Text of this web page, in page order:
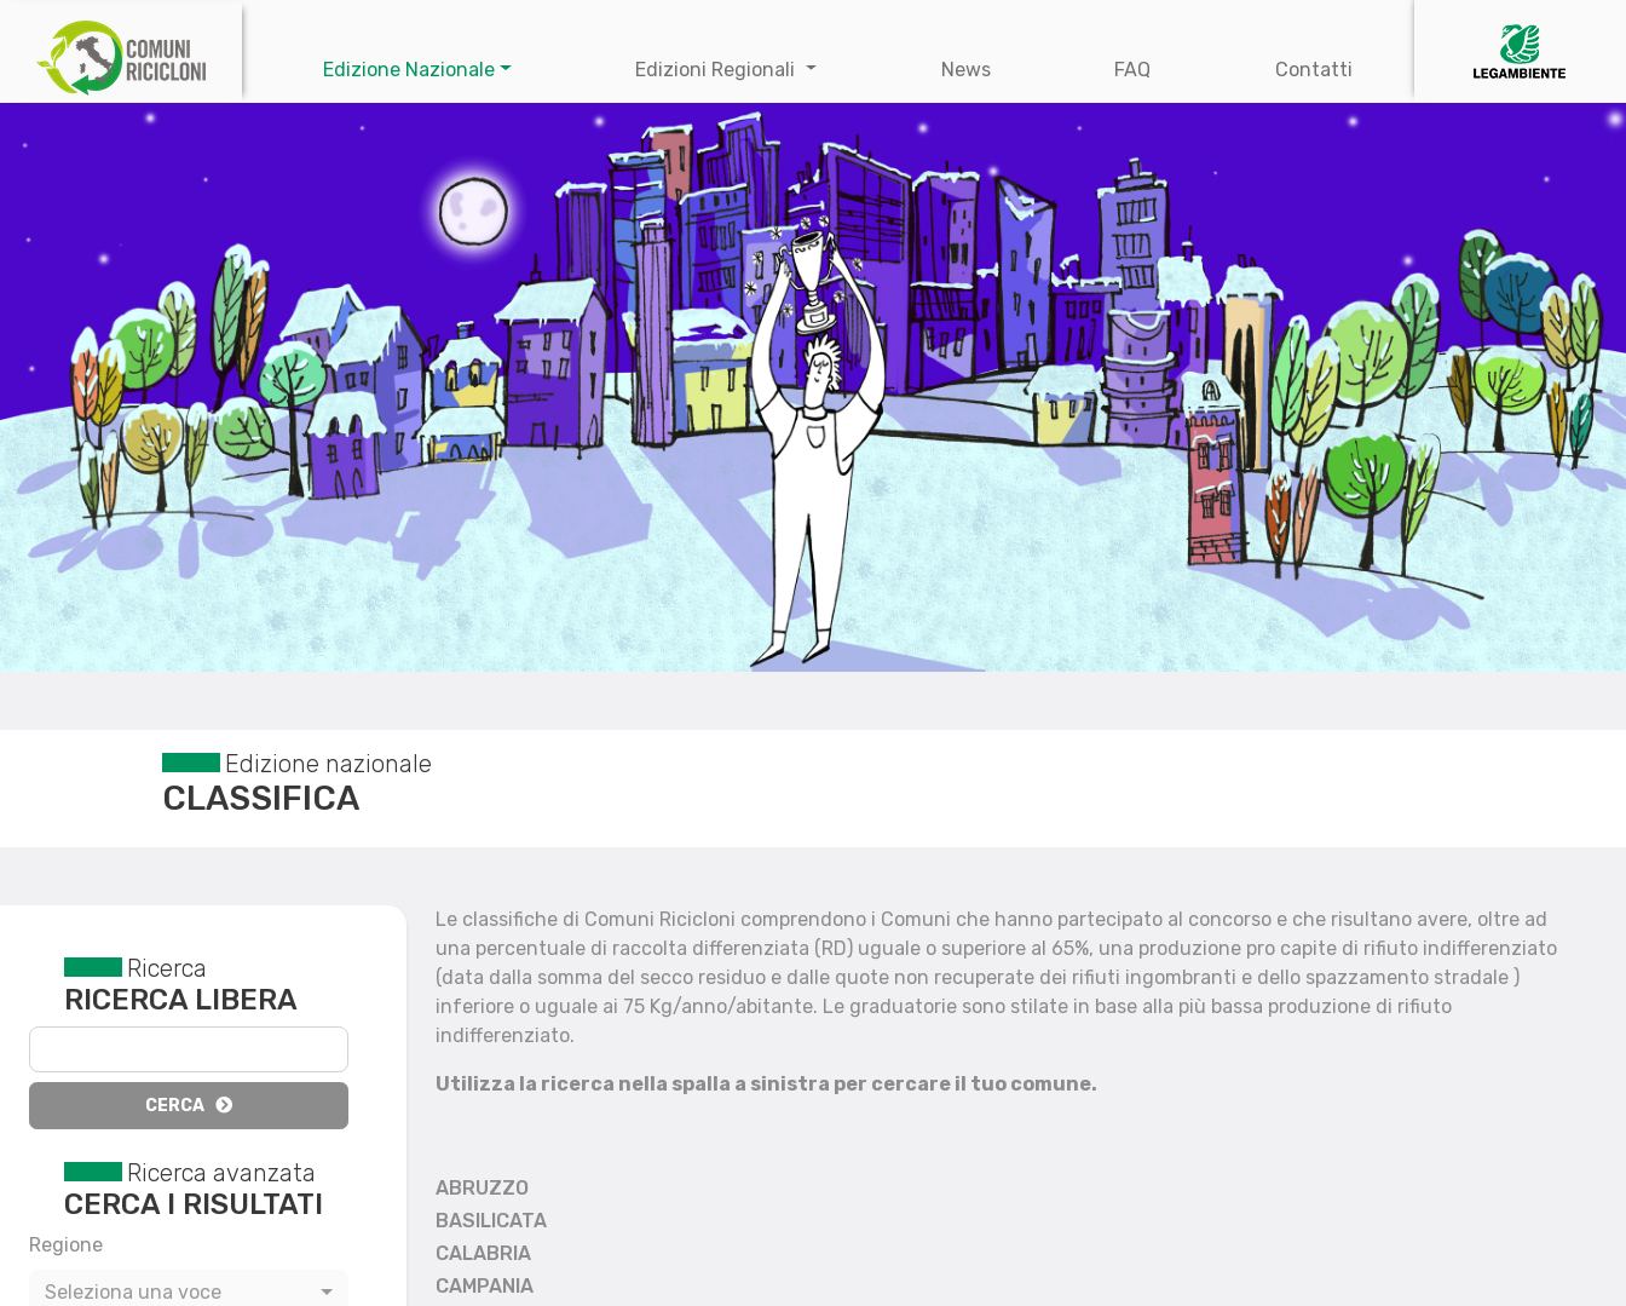
Edizione Nazionale Edizioni Regionali News FAQ Contatti
Edizione nazionale
CLASSIFICA
Reset filtri
Ricerca
RICERCA LIBERA
CERCA
Ricerca avanzata
CERCA I RISULTATI
Regione
Seleziona una voce
Le classifiche di Comuni Ricicloni comprendono i Comuni che hanno partecipato al concorso e che risultano avere, oltre ad
una percentuale di raccolta differenziata (RD) uguale o superiore al 65%, una produzione pro capite di rifiuto indifferenziato
(data dalla somma del secco residuo e dalle quote non recuperate dei rifiuti ingombranti e dello spazzamento stradale )
inferiore o uguale ai 75 Kg/anno/abitante. Le graduatorie sono stilate in base alla più bassa produzione di rifiuto
indifferenziato.
Utilizza la ricerca nella spalla a sinistra per cercare il tuo comune.
ABRUZZO
BASILICATA
CALABRIA
CAMPANIA